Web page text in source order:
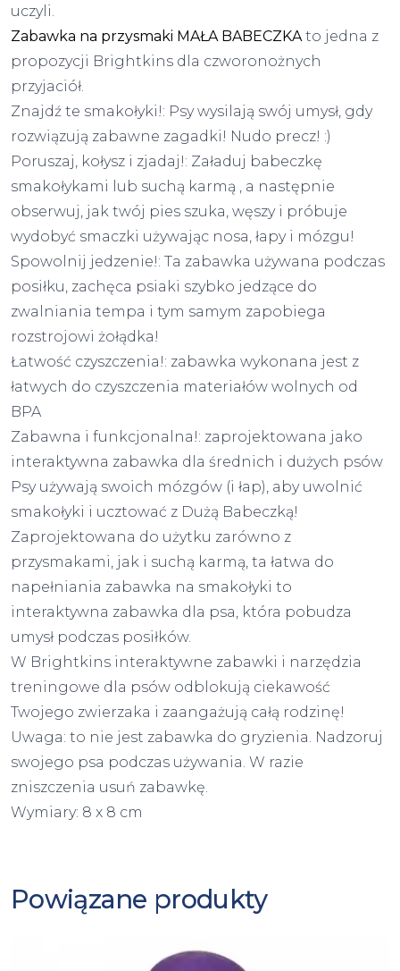
uczyli.
Zabawka na przysmaki MAŁA BABECZKAto jedna z
propozycji Brightkins dla czworonożnych
przyjaciół.
Znajdź te smakołyki!: Psy wysilają swój umysł, gdy
rozwiązują zabawne zagadki! Nudo precz! :)
Poruszaj, kołysz i zjadaj!: Załaduj babeczkę
smakołykami lub suchą karmą , a następnie
obserwuj, jak twój pies szuka, węszy i próbuje
wydobyć smaczki używając nosa, łapy i mózgu!
Spowolnij jedzenie!: Ta zabawka używana podczas
posiłku, zachęca psiaki szybko jedzące do
zwalniania tempa i tym samym zapobiega
rozstrojowi żołądka!
Łatwość czyszczenia!: zabawka wykonana jest z
łatwych do czyszczenia materiałów wolnych od
BPA
Zabawna i funkcjonalna!: zaprojektowana jako
interaktywna zabawka dla średnich i dużych psów
Psy używają swoich mózgów (i łap), aby uwolnić
smakołyki i ucztować z Dużą Babeczką!
Zaprojektowana do użytku zarówno z
przysmakami, jak i suchą karmą, ta łatwa do
napełniania zabawka na smakołyki to
interaktywna zabawka dla psa, która pobudza
umysł podczas posiłków.
W Brightkins interaktywne zabawki i narzędzia
treningowe dla psów odblokują ciekawość
Twojego zwierzaka i zaangażują całą rodzinę!
Uwaga: to nie jest zabawka do gryzienia. Nadzoruj
swojego psa podczas używania. W razie
zniszczenia usuń zabawkę.
Wymiary: 8 x 8 cm
Powiązane produkty